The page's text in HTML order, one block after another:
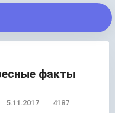
факты
5.11.2017 4187